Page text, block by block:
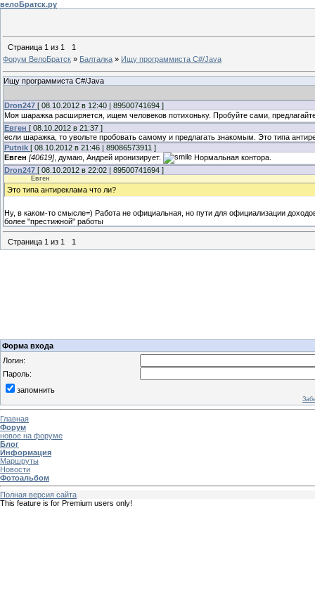
велоБратск.ру
Страница 1 из 1
1
Форум ВелоБратск » Балталка » Ищу программиста C#/Java
Ищу программиста C#/Java
Dron247 [ 08.10.2012 в 12:40 | 89500741694 ]
Моя шаражка расширяется, ищем человеков потихоньку. Пробуйте сами,
Евген [ 08.10.2012 в 21:37 ]
если шаражка, то увольте пробовать самому и предлагать знакомым. Это типа
Putnik [ 08.10.2012 в 21:46 | 89086573911 ]
Евген [40619], думаю, Андрей иронизирует.
Нормальная контора.
Dron247 [ 08.10.2012 в 22:02 | 89500741694 ]
Quote Евген
Это типа антиреклама что ли?
Ну, в каком-то смысле=) Работа не официальная, но пути для официализации
более "престижной" работы
Страница 1 из 1 1
Форма входа
Логин:
Пароль:
запомнить
Главная
Форум
новое на форуме
Блог
Информация
Маршруты
Новости
Фотоальбом
Полная версия сайта
This feature is for Premium users only!